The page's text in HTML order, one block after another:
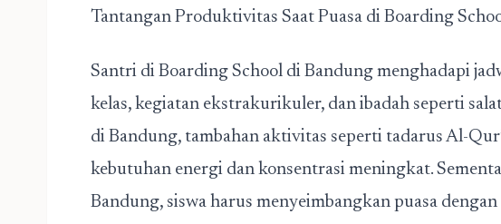
Tantangan Produktivitas Saat Puasa di Boarding
Santri di Boarding School di Bandung menghadapi
kelas, kegiatan ekstrakurikuler, dan ibadah seperti
di Bandung, tambahan aktivitas seperti tadarus Al-
kebutuhan energi dan konsentrasi meningkat.
Bandung, siswa harus menyeimbangkan puasa